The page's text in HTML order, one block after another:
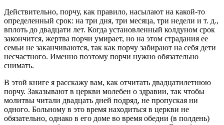
Действительно, порчу, как правило, насылают на какой-то
определенный срок: на три дня, три месяца, три недели и т. д.,
вплоть до двадцати лет. Когда установленный колдуном срок
закончится, жертва порчи умирает, но на этом страдания ее
семьи не заканчиваются, так как порчу забирают на себя дети
несчастного. Именно поэтому порчи нужно обязательно
снимать.
В этой книге я расскажу вам, как отчитать двадцатилетнюю
порчу. Заказывают в церкви молебен о здравии, так чтобы
молитвы читали двадцать дней подряд, не пропуская ни
одного. Больному в это время находиться в церкви не
обязательно, однако в его доме во время обедни (в полдень)